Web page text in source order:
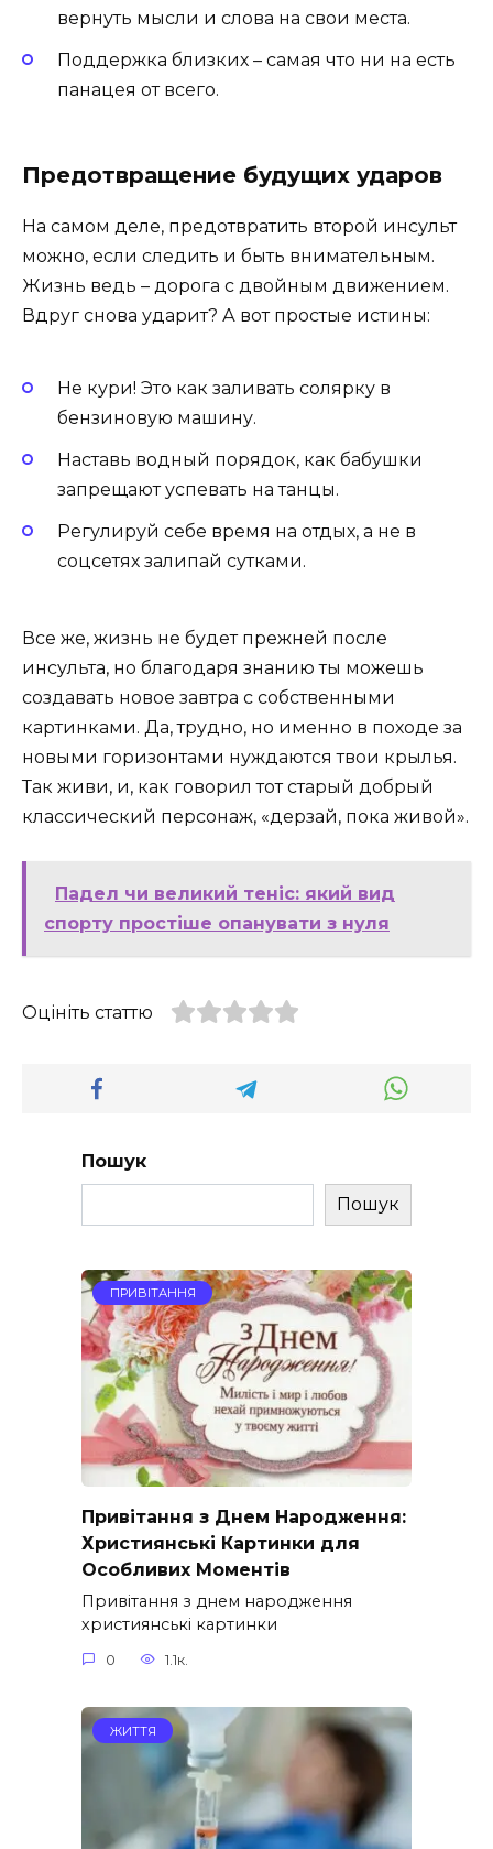
вернуть мысли и слова на свои места.
Поддержка близких – самая что ни на есть
панацея от всего.
Предотвращение будущих ударов
На самом деле, предотвратить второй инсульт
можно, если следить и быть внимательным.
Жизнь ведь – дорога с двойным движением.
Вдруг снова ударит? А вот простые истины:
Не кури! Это как заливать солярку в
бензиновую машину.
Наставь водный порядок, как бабушки
запрещают успевать на танцы.
Регулируй себе время на отдых, а не в
соцсетях залипай сутками.
Все же, жизнь не будет прежней после
инсульта, но благодаря знанию ты можешь
создавать новое завтра с собственными
картинками. Да, трудно, но именно в походе за
новыми горизонтами нуждаются твои крылья.
Так живи, и, как говорил тот старый добрый
классический персонаж, «дерзай, пока живой».
Падел чи великий теніс: який вид
спорту простіше опанувати з нуля
Оцініть статтю
Пошук
Пошук
ПРИВІТАННЯ
Привітання з Днем Народження:
Християнські Картинки для
Особливих Моментів
Привітання з днем народження
християнські картинки
0 1.1к.
ЖИТТЯ